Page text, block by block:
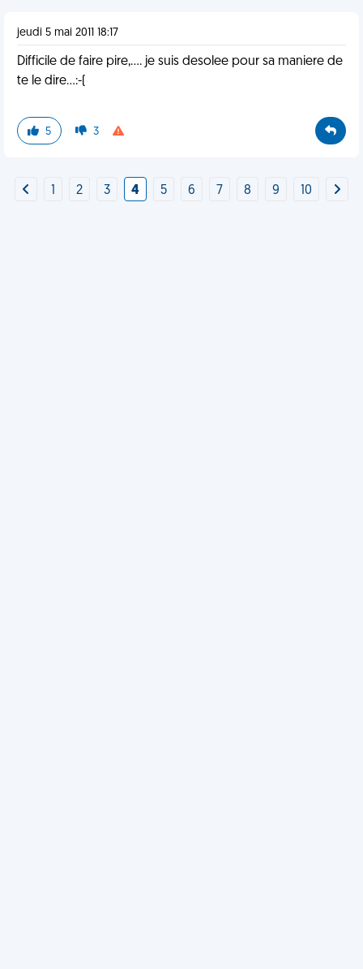
jeudi 5 mai 2011 18:17
Difficile de faire pire,.... je suis desolee pour sa maniere de
te le dire...:-(
5 3
2 3 4 5 6 7 8 9 10